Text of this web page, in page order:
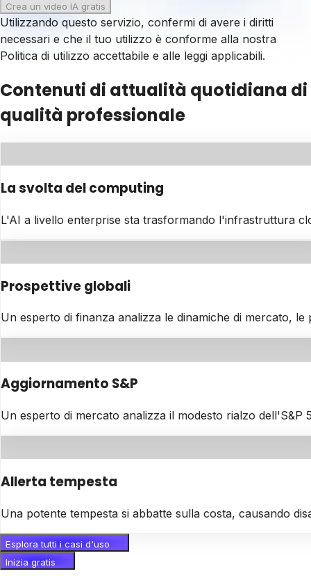
Crea un video IA gratis
Utilizzando questo servizio, confermi di avere i diritti
necessari e che il tuo utilizzo è conforme alla nostra
Politica di utilizzo accettabile e alle leggi applicabili.
Contenuti di attualità quotidiana di
qualità professionale
La svolta del computing
L'AI a livello enterprise sta trasformando l'infrastruttura
Prospettive globali
Un esperto di finanza analizza le dinamiche di mercato,
Aggiornamento S&P
Un esperto di mercato analizza il modesto rialzo
Allerta tempesta
Una potente tempesta si abbatte sulla costa, causando
Esplora tutti i casi d'uso
Inizia gratis